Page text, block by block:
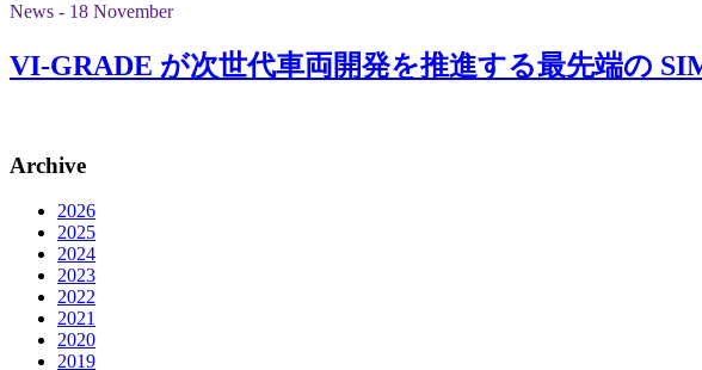
News - 18 November
VI-GRADE が次世代車両開発を推進する最先端の
Archive
2026
2025
2024
2023
2022
2021
2020
2019